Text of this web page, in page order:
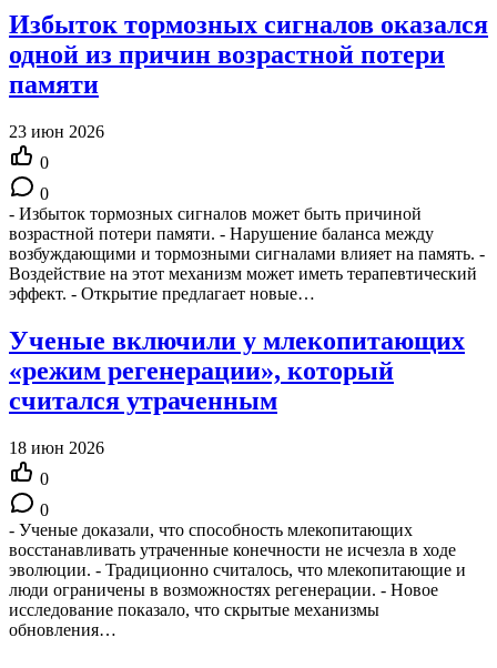
Избыток тормозных сигналов оказался
одной из причин возрастной потери
памяти
23 июн 2026
0
0
- Избыток тормозных сигналов может быть причиной
возрастной потери памяти. - Нарушение баланса между
возбуждающими и тормозными сигналами влияет на память. -
Воздействие на этот механизм может иметь терапевтический
эффект. - Открытие предлагает новые…
Ученые включили у млекопитающих
«режим регенерации», который
считался утраченным
18 июн 2026
0
0
- Ученые доказали, что способность млекопитающих
восстанавливать утраченные конечности не исчезла в ходе
эволюции. - Традиционно считалось, что млекопитающие и
люди ограничены в возможностях регенерации. - Новое
исследование показало, что скрытые механизмы
обновления…